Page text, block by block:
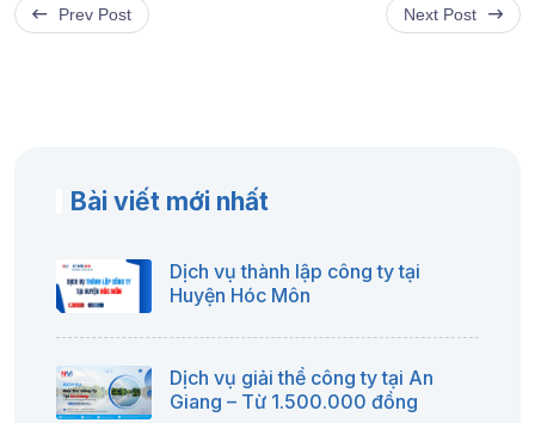
Prev Post Next Post
Bài viết mới nhất
Dịch vụ thành lập công ty tại
Huyện Hóc Môn
Dịch vụ giải thể công ty tại An
Giang – Từ 1.500.000 đồng